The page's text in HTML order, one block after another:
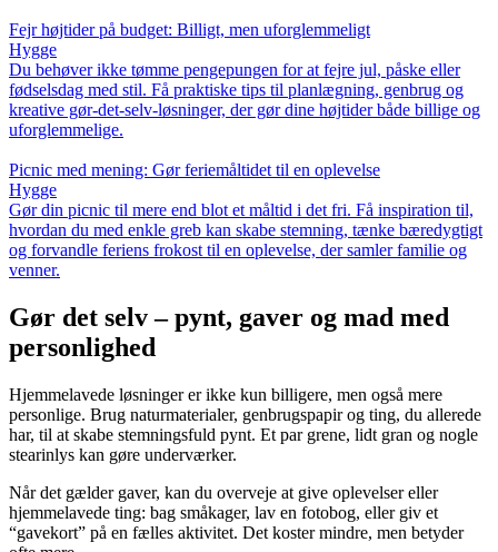
Fejr højtider på budget: Billigt, men uforglemmeligt
Hygge
Du behøver ikke tømme pengepungen for at fejre jul, påske eller
fødselsdag med stil. Få praktiske tips til planlægning, genbrug og
kreative gør-det-selv-løsninger, der gør dine højtider både billige og
uforglemmelige.
Picnic med mening: Gør feriemåltidet til en oplevelse
Hygge
Gør din picnic til mere end blot et måltid i det fri. Få inspiration til,
hvordan du med enkle greb kan skabe stemning, tænke bæredygtigt
og forvandle feriens frokost til en oplevelse, der samler familie og
venner.
Gør det selv – pynt, gaver og mad med
personlighed
Hjemmelavede løsninger er ikke kun billigere, men også mere
personlige. Brug naturmaterialer, genbrugspapir og ting, du allerede
har, til at skabe stemningsfuld pynt. Et par grene, lidt gran og nogle
stearinlys kan gøre underværker.
Når det gælder gaver, kan du overveje at give oplevelser eller
hjemmelavede ting: bag småkager, lav en fotobog, eller giv et
“gavekort” på en fælles aktivitet. Det koster mindre, men betyder